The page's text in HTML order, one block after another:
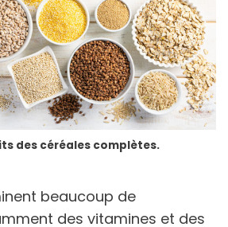
des céréales complètes.
beaucoup de
des vitamines et des